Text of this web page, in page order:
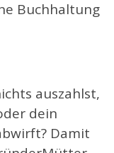
Buchhaltung
auszahlst,
dein
Damit